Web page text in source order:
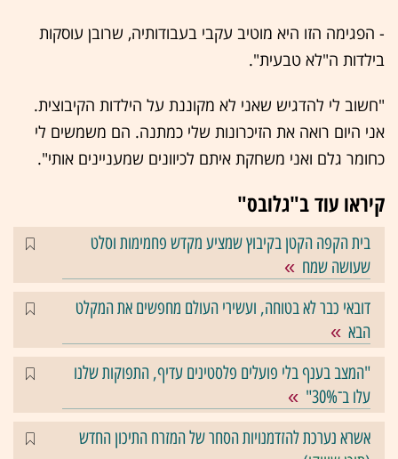
- הפגימה הזו היא מוטיב עקבי בעבודותיה, שרובן עוסקות
בילדות ה"לא טבעית".
"חשוב לי להדגיש שאני לא מקוננת על הילדות הקיבוצית.
אני היום רואה את הזיכרונות שלי כמתנה. הם משמשים לי
כחומר גלם ואני משחקת איתם לכיוונים שמעניינים אותי".
קיראו עוד ב"גלובס"
בית הקפה הקטן בקיבוץ שמציע מקדש פחמימות וסלט
שעושה שמח
דובאי כבר לא בטוחה, ועשירי העולם מחפשים את המקלט
הבא
"המצב בענף בלי פועלים פלסטינים עדיף, התפוקות שלנו
עלו ב־30%"
אשרא נערכת להזדמנויות הסחר של המזרח התיכון החדש